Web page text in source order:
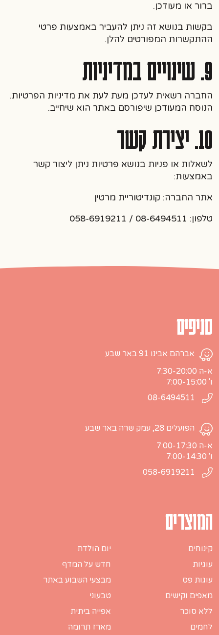
ברור או מעודכן.
בקשות בנושא זה ניתן להעביר באמצעות פרטי
ההתקשרות המפורטים להלן.
9. שינויים במדיניות
החברה רשאית לעדכן מעת לעת את מדיניות הפרטיות.
הנוסח המעודכן שיפורסם באתר הוא שיחייב.
10. יצירת קשר
לשאלות או פניות בנושא פרטיות ניתן ליצור קשר
באמצעות:
אתר החברה: קונדיטוריית מרטין
טלפון: 08-6494511 / 058-6919211
סניפים
אברהם אבינו 91 באר שבע
א-ה 7:30-20:00
ו' 7:00-15:00
הפועלים 28, עמק שרה באר שבע
א-ה 7:00-17:30
ו' 7:00-14:30
המוצרים
קינוחים
עוגיות
עוגות פס
מאפים וקישים
ללא סוכר
לחמים
יום הולדת
חדש על המדף
מבצעי השבוע באתר
טבעוני
אפייה ביתית
מארז תרומה